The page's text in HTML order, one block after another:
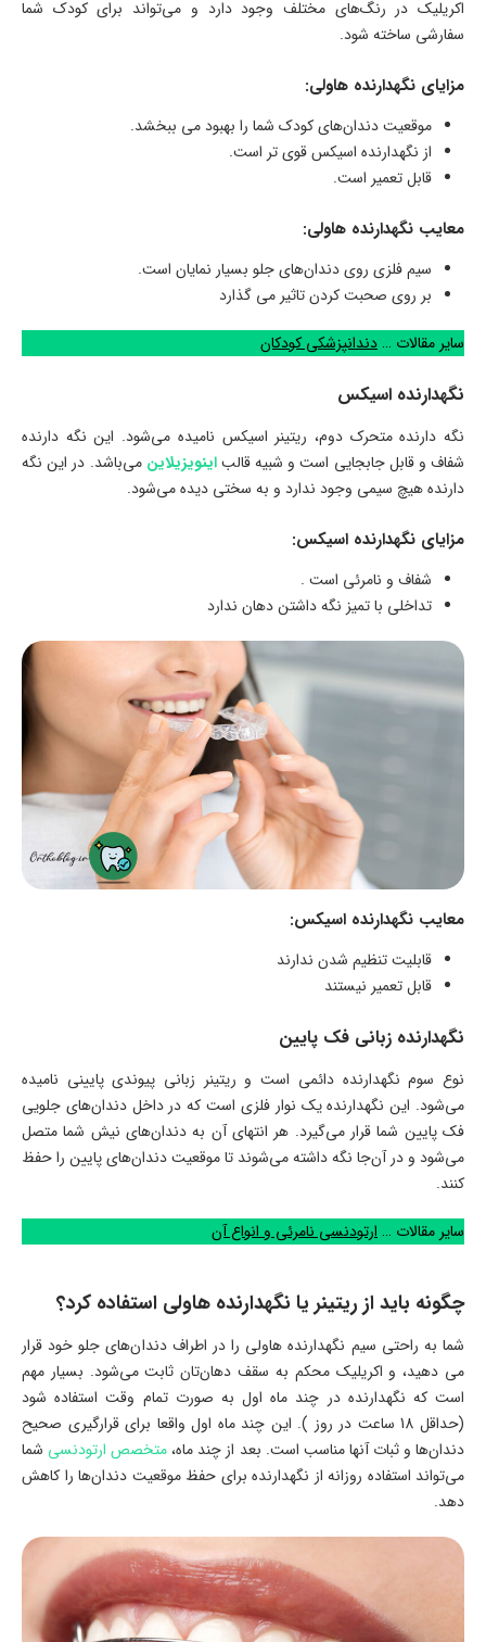
اکریلیک در رنگ‌های مختلف وجود دارد و می‌تواند برای کودک شما
سفارشی ساخته شود.
مزایای نگهدارنده هاولی:
موقعیت دندان‌های کودک شما را بهبود می ببخشد.
از نگهدارنده اسیکس قوی تر است.
قابل تعمیر است.
معایب نگهدارنده هاولی:
سیم فلزی روی دندان‌های جلو بسیار نمایان است.
بر روی صحبت کردن تاثیر می گذارد
سایر مقالات … دندانپزشکی کودکان
نگهدارنده اسیکس
نگه دارنده متحرک دوم، ریتینر اسیکس نامیده می‌شود. این نگه دارنده
شفاف و قابل جابجایی است و شبیه قالباینویزیلاین می‌باشد. در این نگه
دارنده هیچ سیمی وجود ندارد و به سختی دیده می‌شود.
مزایای نگهدارنده اسیکس:
شفاف و نامرئی است .
تداخلی با تمیز نگه داشتن دهان ندارد
معایب نگهدارنده اسیکس:
قابلیت تنظیم شدن ندارند
قابل تعمیر نیستند
نگهدارنده زبانی فک پایین
نوع سوم نگهدارنده دائمی است و ریتینر زبانی پیوندی پایینی نامیده
می‌شود. این نگهدارنده یک نوار فلزی است که در داخل دندان‌های جلویی
فک پایین شما قرار می‌گیرد. هر انتهای آن به دندان‌های نیش شما متصل
می‌شود و در آن‌جا نگه داشته می‌شوند تا موقعیت دندان‌های پایین را حفظ
کنند.
سایر مقالات … ارتودنسی نامرئی و انواع آن
چگونه باید از ریتینر یا نگهدارنده هاولی استفاده کرد؟
شما به راحتی سیم نگهدارنده هاولی را در اطراف دندان‌های جلو خود قرار
می دهید، و اکریلیک محکم به سقف دهان‌تان ثابت می‌شود. بسیار مهم
است که نگهدارنده در چند ماه اول به صورت تمام وقت استفاده شود
(حداقل 18 ساعت در روز ). این چند ماه اول واقعا برای قرارگیری صحیح
دندان‌ها و ثبات آنها مناسب است. بعد از چند ماه،متخصص ارتودنسی شما
می‌تواند استفاده روزانه از نگهدارنده برای حفظ موقعیت دندان‌ها را کاهش
دهد.